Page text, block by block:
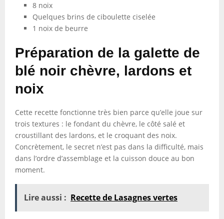
8 noix
Quelques brins de ciboulette ciselée
1 noix de beurre
Préparation de la galette de
blé noir chèvre, lardons et
noix
Cette recette fonctionne très bien parce qu’elle joue sur
trois textures : le fondant du chèvre, le côté salé et
croustillant des lardons, et le croquant des noix.
Concrètement, le secret n’est pas dans la difficulté, mais
dans l’ordre d’assemblage et la cuisson douce au bon
moment.
Lire aussi : Recette de Lasagnes vertes